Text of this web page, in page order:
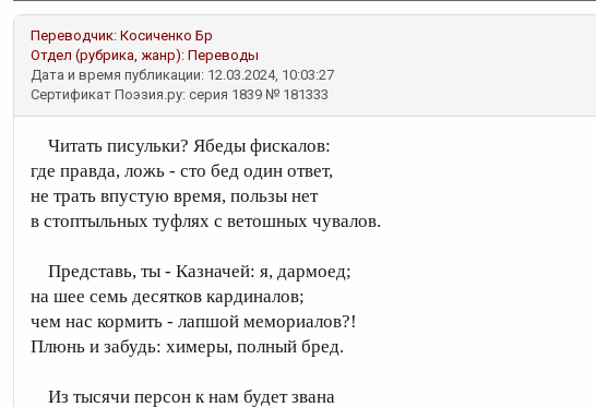
Переводчик: Косиченко Бр
Отдел (рубрика, жанр): Переводы
Дата и время публикации: 12.03.2024, 10:03:27
Сертификат Поэзия.ру: серия 1839 № 181333
Читать писульки? Ябеды фискалов:
где правда, ложь - сто бед один ответ,
не трать впустую время, пользы нет
в стоптыльных туфлях с ветошных чувалов.
Представь, ты - Казначей: я, дармоед;
на шее семь десятков кардиналов;
чем нас кормить - лапшой мемориалов?!
Плюнь и забудь: химеры, полный бред.
Из тысячи персон к нам будет звана